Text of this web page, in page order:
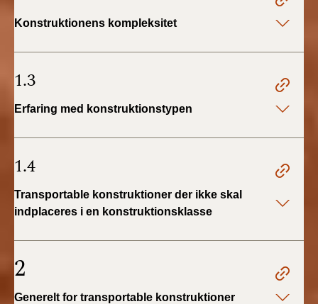
2019)
2018)
BR15 (2015-2018)
2010)
Konstruktionens kompleksitet
1.3
Erfaring med konstruktionstypen
1.4
Transportable konstruktioner der ikke skal
indplaceres i en konstruktionsklasse
2
Generelt for transportable konstruktioner